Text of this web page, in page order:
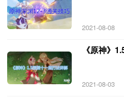
2021-08-08
《原神》
2021-08-03